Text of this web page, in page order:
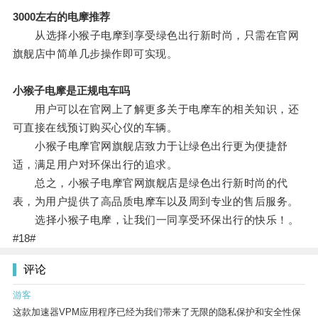
3000左右的电摩推荐
从选择小猴子电摩到享受绿色出行新时尚，只需在官网
旗舰店中简单几步操作即可实现。
小猴子电摩是正规电车吗
用户可以在官网上了解更多关于电摩车的相关知识，还
可直接在线预订购买心仪的车辆。
小猴子电摩官网旗舰店致力于让绿色出行更为便捷舒
适，满足用户对环保出行的追求。
总之，小猴子电摩官网旗舰店是绿色出行新时尚的代
表，为用户提供了高品质电摩车以及周到专业的售后服务。
选择小猴子电摩，让我们一同享受环保出行的快乐！。
#18#
评论
游客
这款加速器VPM应用程序已经为我们带来了无限的隐私保护和安全性保